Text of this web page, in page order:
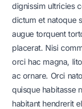
dignissim ultricies
dictum et natoque
augue torquent
placerat. Nisi
orci hac magna,
ac ornare. Orci
quisque habitasse
habitant hendrerit